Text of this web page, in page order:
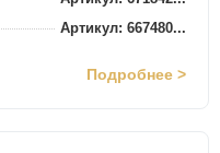
Артикул: 667480...
Подробнее >